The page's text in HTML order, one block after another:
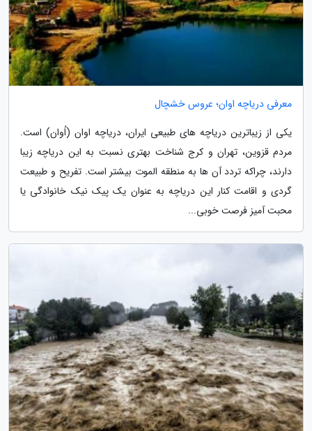
معرفی دریاچه اوان؛ عروس خشچال
یکی از زیباترین دریاچه های طبیعی ایران، دریاچه اوان (اُوان) است.
مردم قزوین، تهران و کرج شناخت بهتری نسبت به این دریاچه زیبا
دارند، چراکه تردد آن ها به منطقه الموت بیشتر است. تفریح و طبیعت
گردی و اقامت کنار این دریاچه به عنوان یک پیک نیک خانوادگی یا
محبت آمیز فرصت خوبی...